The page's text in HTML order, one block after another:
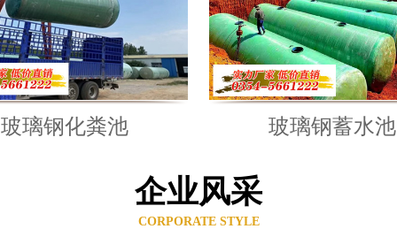
玻璃钢化粪池 玻璃钢蓄水池
企业风采
CORPORATE STYLE